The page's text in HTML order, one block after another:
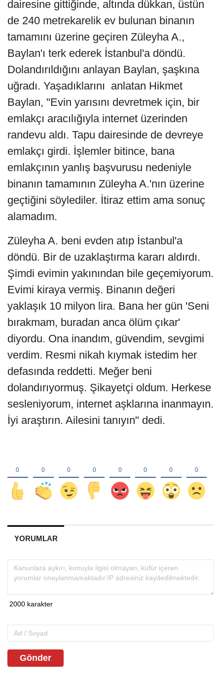
dairesine gittiğinde, altında dükkan, üstün
de 240 metrekarelik ev bulunan binanın
tamamını üzerine geçiren Züleyha A.,
Baylan'ı terk ederek İstanbul'a döndü.
Dolandırıldığını anlayan Baylan, şaşkına
uğradı. Yaşadıklarını anlatan Hikmet
Baylan, "Evin yarısını devretmek için, bir
emlakçı aracılığıyla internet üzerinden
randevu aldı. Tapu dairesinde de devreye
emlakçı girdi. İşlemler bitince, bana
emlakçının yanlış başvurusu nedeniyle
binanın tamamının Züleyha A.'nın üzerine
geçtiğini söylediler. İtiraz ettim ama sonuç
alamadım.
Züleyha A. beni evden atıp İstanbul'a
döndü. Bir de uzaklaştırma kararı aldırdı.
Şimdi evimin yakınından bile geçemiyorum.
Evimi kiraya vermiş. Binanın değeri
yaklaşık 10 milyon lira. Bana her gün 'Seni
bırakmam, buradan anca ölüm çıkar'
diyordu. Ona inandım, güvendim, sevgimi
verdim. Resmi nikah kıymak istedim her
defasında reddetti. Meğer beni
dolandırıyormuş. Şikayetçi oldum. Herkese
sesleniyorum, internet aşklarına inanmayın.
İyi araştırın. Ailesini tanıyın" dedi.
YORUMLAR
Gönder